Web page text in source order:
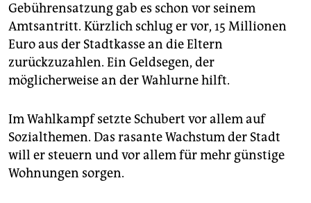
Gebührensatzung gab es schon vor seinem
Amtsantritt. Kürzlich schlug er vor, 15 Millionen
Euro aus der Stadtkasse an die Eltern
zurückzuzahlen. Ein Geld­segen, der
möglicherweise an der Wahlurne hilft.
Im Wahlkampf setzte Schubert vor allem auf
Sozialthemen. Das rasante Wachstum der Stadt
will er steuern und vor allem für mehr günstige
Wohnungen sorgen.